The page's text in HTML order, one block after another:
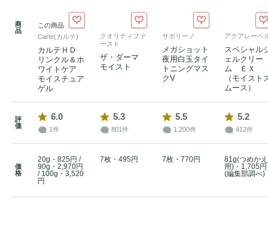
商
品
この商品
Carte(カルテ)
カルテＨＤ
リンクル＆ホ
ワイトケア
モイスチュア
ゲル
クオリティファ
ースト
ザ・ダーマ
モイスト
サボリーノ
メガショット
夜用白玉タイ
トニングマス
クV
アクアレーベ
スペシャル
ェルクリー
ム ＥＸ
（モイスト
ムース）
評
価
6.0
1件
5.3
801件
5.5
1,200件
5.2
412件
価
格
20g・825円 /
90g・2,970円
/ 100g・3,520
円
7枚・495円 7枚・770円
81g(つめかえ
用)・1,705円
(編集部調べ)